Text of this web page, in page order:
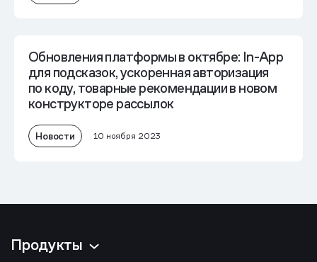
Обновления платформы в октябре: In-App
для подсказок, ускоренная авторизация
по коду, товарные рекомендации в новом
конструкторе рассылок
Новости 10 ноября 2023
Продукты